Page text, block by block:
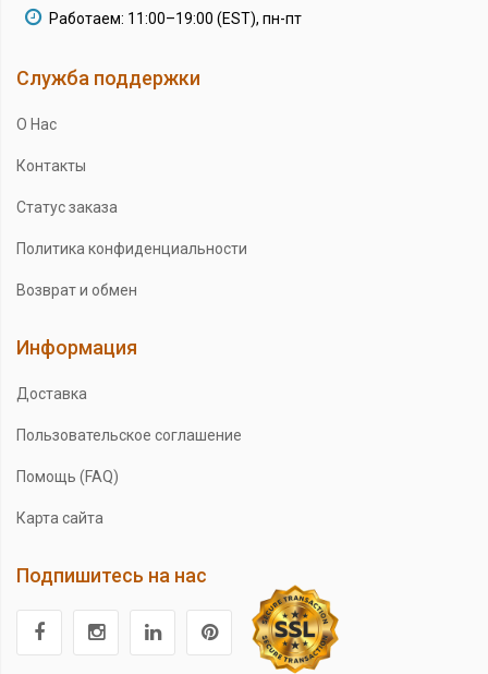
Работаем: 11:00–19:00 (EST), пн-пт
Служба поддержки
О Нас
Контакты
Статус заказа
Политика конфиденциальности
Возврат и обмен
Информация
Доставка
Пользовательское соглашение
Помощь (FAQ)
Карта сайта
Подпишитесь на нас